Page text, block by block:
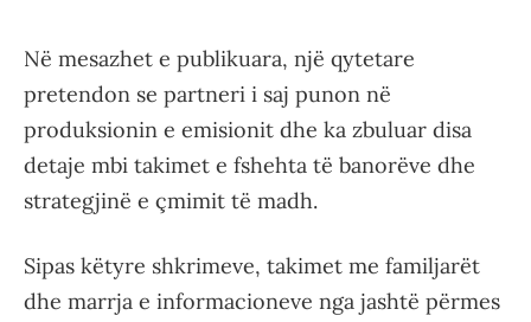
Në mesazhet e publikuara, një qytetare
pretendon se partneri i saj punon në
produksionin e emisionit dhe ka zbuluar disa
detaje mbi takimet e fshehta të banorëve dhe
strategjinë e çmimit të madh.
Sipas këtyre shkrimeve, takimet me familjarët
dhe marrja e informacioneve nga jashtë përmes